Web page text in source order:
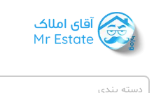
دسته بندی
آقای مشاور املاک